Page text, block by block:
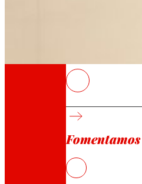
Fomentamos
La televisión es el
WhatsApp (46%) y
La práctica totalidad
País Vasco y